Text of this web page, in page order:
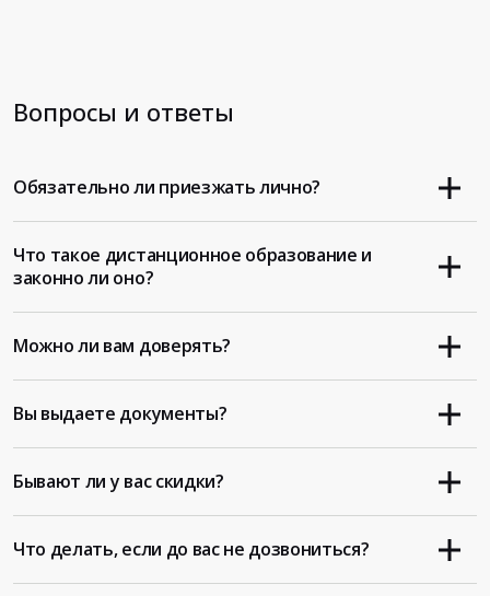
Вопросы и ответы
Обязательно ли приезжать лично?
Что такое дистанционное образование и
законно ли оно?
Можно ли вам доверять?
Вы выдаете документы?
Бывают ли у вас скидки?
Что делать, если до вас не дозвониться?